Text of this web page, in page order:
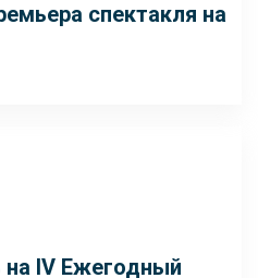
спектакля на
IV Ежегодный